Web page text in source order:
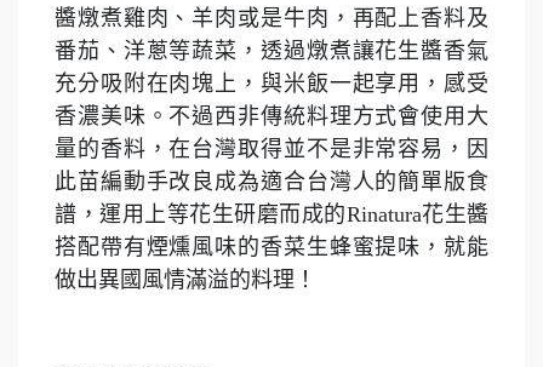
醬燉煮雞肉、羊肉或是牛肉，再配上香料及
番茄、洋蔥等蔬菜，透過燉煮讓花生醬香氣
充分吸附在肉塊上，與米飯一起享用，感受
香濃美味。不過西非傳統料理方式會使用大
量的香料，在台灣取得並不是非常容易，因
此苗編動手改良成為適合台灣人的簡單版食
譜，運用上等花生研磨而成的Rinatura花生醬
搭配帶有煙燻風味的香菜生蜂蜜提味，就能
做出異國風情滿溢的料理！